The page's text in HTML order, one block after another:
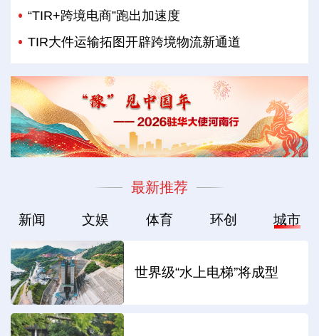
“TIR+跨境电商”跑出加速度
TIR大件运输拓图开辟跨境物流新通道
最新推荐
新闻 文娱 体育 环创 城市
世界级“水上电梯”将成型